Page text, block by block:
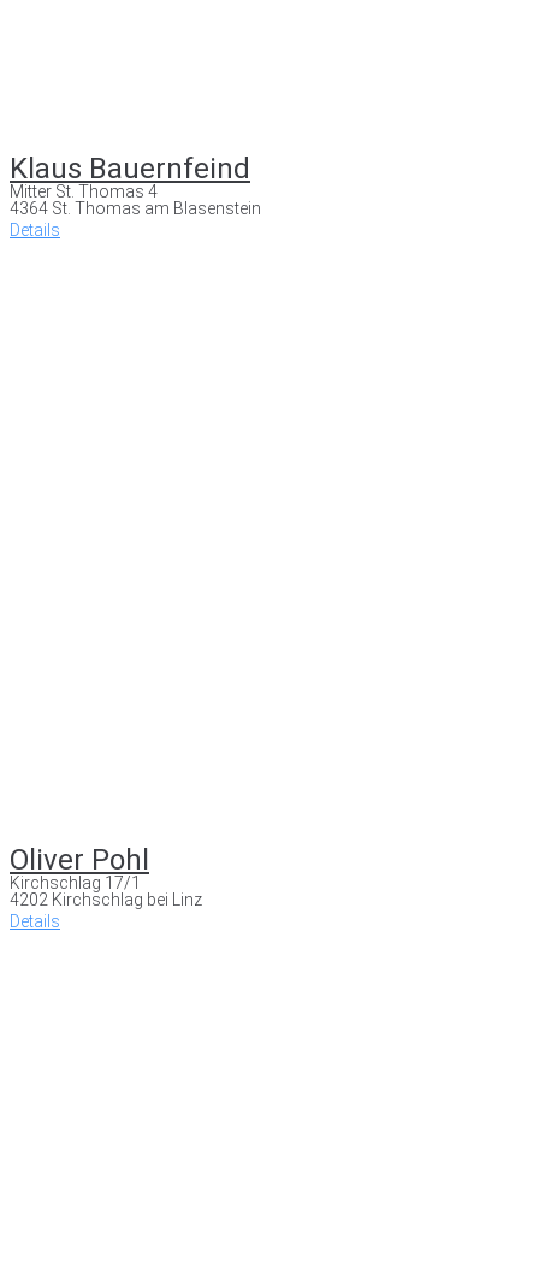
Klaus Bauernfeind
Mitter St. Thomas 4
4364 St. Thomas am Blasenstein
Details
Oliver Pohl
Kirchschlag 17/1
4202 Kirchschlag bei Linz
Details